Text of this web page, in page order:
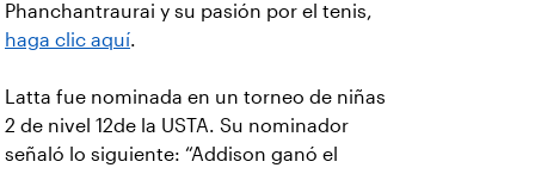
Phanchantraurai y su pasión por el tenis,
haga clic aquí.
Latta fue nominada en un torneo de niñas
2 de nivel 12de la USTA. Su nominador
señaló lo siguiente: “Addison ganó el